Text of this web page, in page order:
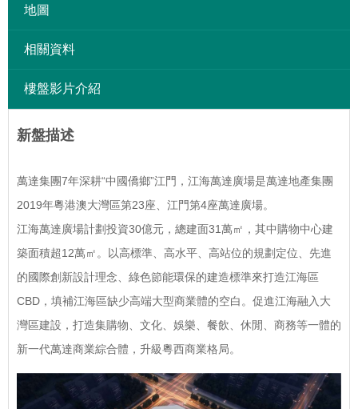
地圖
相關資料
樓盤影片介紹
新盤描述
萬達集團7年深耕“中國僑鄉”江門，江海萬達廣場是萬達地產集團
2019年粵港澳大灣區第23座、江門第4座萬達廣場。
江海萬達廣場計劃投資30億元，總建面31萬㎡，其中購物中心建
築面積超12萬㎡。以高標準、高水平、高站位的規劃定位、先進
的國際創新設計理念、綠色節能環保的建造標準來打造江海區
CBD，填補江海區缺少高端大型商業體的空白。促進江海融入大
灣區建設，打造集購物、文化、娛樂、餐飲、休閒、商務等一體的
新一代萬達商業綜合體，升級粵西商業格局。